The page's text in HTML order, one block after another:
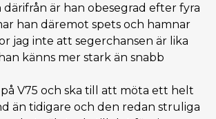
därifrån är han obesegrad efter fyra
han däremot spets och hamnar
jag inte att segerchansen är lika
känns mer stark än snabb
V75 och ska till att möta ett helt
än tidigare och den redan struliga